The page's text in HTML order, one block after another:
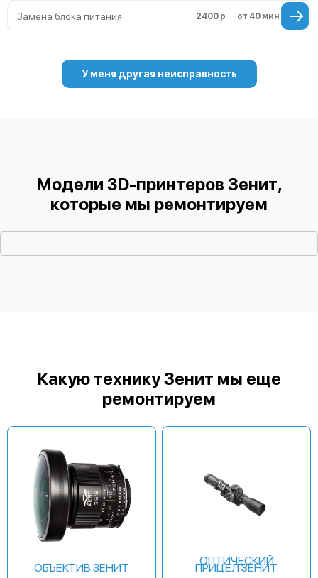
Замена блока питания 2400 р от 40 мин
У меня другая неисправность
Модели 3D-принтеров Зенит,
которые мы ремонтируем
Какую технику Зенит мы еще
ремонтируем
ОБЪЕКТИВ ЗЕНИТ
ОПТИЧЕСКИЙ
ПРИЦЕЛ ЗЕНИТ